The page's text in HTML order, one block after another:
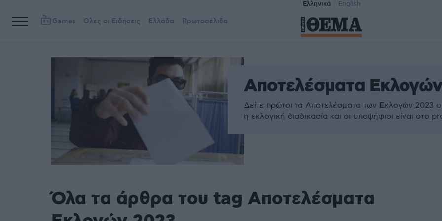
Ελληνικά English
Games Όλες οι Ειδήσεις Ελλάδα Πρωτοσέλιδα
Αποτελέσματα
Δείτε πρώτοι τα Αποτελέσματα των Εκλογών 2023
η εκλογική διαδικασία και οι υποψήφιοι είναι στο
Όλα τα άρθρα του tag Αποτελέσματα